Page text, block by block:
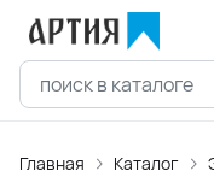
Главная Каталог